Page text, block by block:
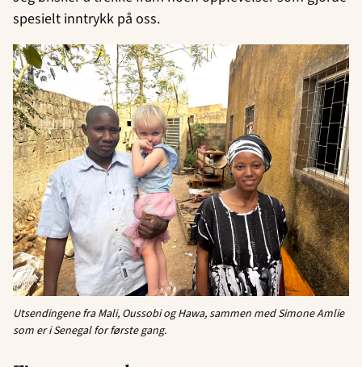
spesielt inntrykk på oss.
Utsendingene fra Mali, Oussobi og Hawa, sammen med Simone Amlie
som er i Senegal for første gang.